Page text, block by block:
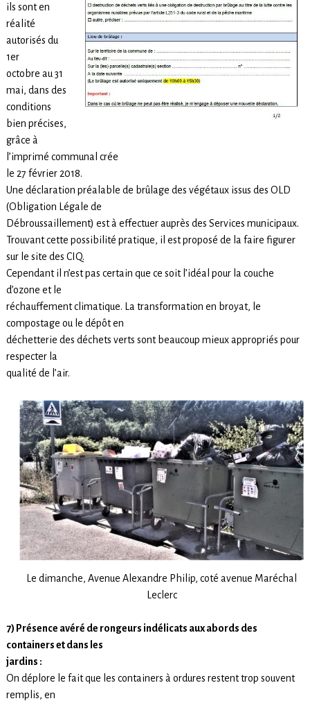
ils sont en
réalité
autorisés du
1er
octobre au 31
mai, dans des
conditions
bien précises,
grâce à
l’imprimé communal crée
le 27 février 2018.
Une déclaration préalable de brûlage des végétaux issus des OLD
(Obligation Légale de
Débroussaillement) est à effectuer auprès des Services municipaux.
Trouvant cette possibilité pratique, il est proposé de la faire figurer
sur le site des CIQ.
Cependant il n’est pas certain que ce soit l’idéal pour la couche
d’ozone et le
réchauffement climatique. La transformation en broyat, le
compostage ou le dépôt en
déchetterie des déchets verts sont beaucoup mieux appropriés pour
respecter la
qualité de l’air.
Le dimanche, Avenue Alexandre Philip, coté avenue Maréchal
Leclerc
7) Présence avéré de rongeurs indélicats aux abords des
containers et dans les
jardins :
On déplore le fait que les containers à ordures restent trop souvent
remplis, en